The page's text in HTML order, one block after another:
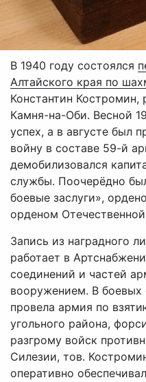
В 1940 году состоялся
Алтайского края по
Константин Костромин,
Камня-на-Оби. Весной
успех, а в августе был
войну в составе 59-й
демобилизовался
службы. Поочерёдно
боевые заслуги»,
орденом
Запись из наградного
работает в
соединений и частей
вооружением. В боевых
провела армия по
угольного района,
разгрому войск
Силезии, тов.
оперативно